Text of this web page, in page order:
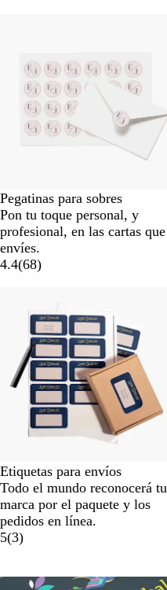
Pegatinas para sobres
Pon tu toque personal, y
profesional, en las cartas que
envíes.
4.4(68)
Etiquetas para envíos
Todo el mundo reconocerá tu
marca por el paquete y los
pedidos en línea.
5(3)